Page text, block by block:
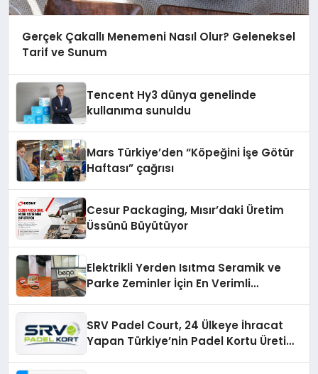
Gerçek Çakallı Menemeni Nasıl Olur? Geleneksel
Tarif ve Sunum
Tencent Hy3 dünya genelinde
kullanıma sunuldu
Mars Türkiye’den “Köpeğini İşe Götür
Haftası” çağrısı
Cesur Packaging, Mısır’daki Üretim
Üssünü Büyütüyor
Elektrikli Yerden Isıtma Seramik ve
Parke Zeminler İçin En Verimli
SRV Padel Court, 24 Ülkeye İhracat
Yapan Türkiye’nin Padel Kortu Üretim